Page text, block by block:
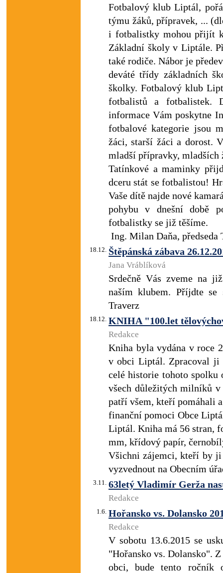
Fotbalový klub Liptál,
týmu žáků, přípravek, ...
i fotbalistky mohou přijít
Základní školy v Liptále.
také rodiče. Nábor je
deváté třídy základních
školky. Fotbalový klub
fotbalistů a
informace Vám poskytne
fotbalové kategorie jsou
žáci, starší žáci a dorost.
mladší přípravky, mladších
Tatínkové a maminky
dceru stát se fotbalistou!
Vaše dítě najde nové
pohybu v dnešní době
fotbalistky se již těšíme.
Ing. Milan Daňa,
18.12. Štěpánská zábava
Jana Vráblíková
Srdečně Vás zveme na
naším klubem. Příjdte
Traverz
18.12. KNIHA "100.let
Redakce
Kniha byla vydána v roce
v obci Liptál. Zpracoval ji
celé historie tohoto spolku
všech důležitých milníků
patří všem, kteří pomáhali
finanční pomoci Obce
Liptál. Kniha má 56 stran,
mm, křídový papír,
Všichni zájemci, kteří by
vyzvednout na Obecním
3.11. 63letý Vladimír Gerža
Redakce
1.6. Hořansko vs. Dolansko
Redakce
V sobotu 13.6.2015 se
"Hořansko vs. Dolansko".
obci, bude tento ročník